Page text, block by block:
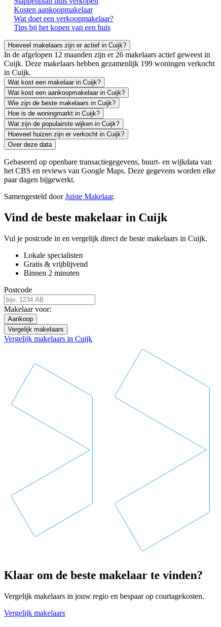
Kosten aankoopmakelaar
Wat doet een verkoopmakelaar?
Tips bij het kopen van een huis
Hoeveel makelaars zijn er actief in Cuijk?
In de afgelopen 12 maanden zijn er 26 makelaars actief geweest in
Cuijk. Deze makelaars hebben gezamenlijk 199 woningen verkocht
in Cuijk.
Wat kost een makelaar in Cuijk?
Wat kost een aankoopmakelaar in Cuijk?
Wie zijn de beste makelaars in Cuijk?
Hoe is de woningmarkt in Cuijk?
Wat zijn de populairste wijken in Cuijk?
Hoeveel huizen zijn er verkocht in Cuijk?
Over deze data
Gebaseerd op openbare transactiegegevens, buurt- en wijkdata van
het CBS en reviews van Google Maps. Deze gegevens worden elke
paar dagen bijgewerkt.
Samengesteld doorJuiste Makelaar.
Vind de beste makelaar in Cuijk
Vul je postcode in en vergelijk direct de beste makelaars in Cuijk.
Lokale specialisten
Gratis & vrijblijvend
Binnen 2 minuten
Postcode
Makelaar voor:
Aankoop
Vergelijk makelaars
Vergelijk makelaars in Cuijk
Klaar om de beste makelaar te vinden?
Vergelijk makelaars in jouw regio en bespaar op courtagekosten.
Vergelijk makelaars